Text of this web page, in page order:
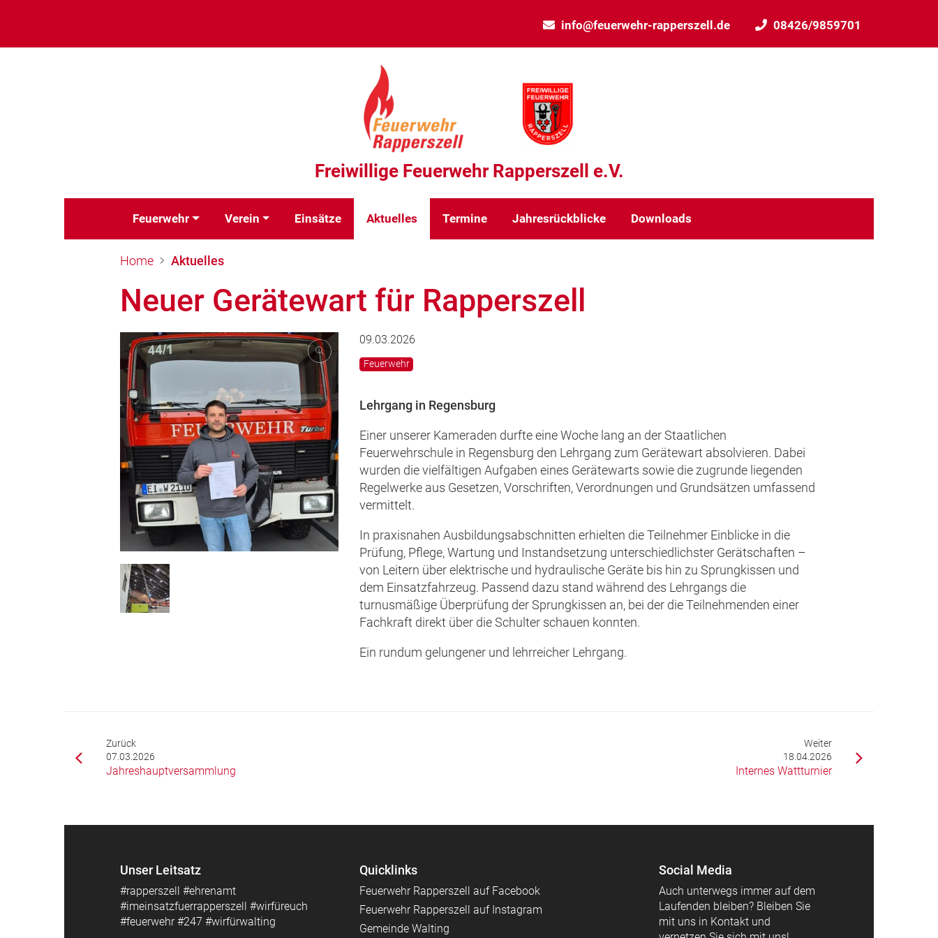
info@feuerwehr-rapperszell.de 08426/9859701
Freiwillige Feuerwehr Rapperszell e.V.
Feuerwehr Verein Einsätze Aktuelles Termine Jahresrückblicke Downloads
Home Aktuelles
Neuer Gerätewart für Rapperszell
09.03.2026
Feuerwehr
Lehrgang in Regensburg
Einer unserer Kameraden durfte eine Woche lang an der Staatlichen
Feuerwehrschule in Regensburg den Lehrgang zum Gerätewart absolvieren. Dabei
wurden die vielfältigen Aufgaben eines Gerätewarts sowie die zugrunde liegenden
Regelwerke aus Gesetzen, Vorschriften, Verordnungen und Grundsätzen umfassend
vermittelt.
In praxisnahen Ausbildungsabschnitten erhielten die Teilnehmer Einblicke in die
Prüfung, Pflege, Wartung und Instandsetzung unterschiedlichster Gerätschaften –
von Leitern über elektrische und hydraulische Geräte bis hin zu Sprungkissen und
dem Einsatzfahrzeug. Passend dazu stand während des Lehrgangs die
turnusmäßige Überprüfung der Sprungkissen an, bei der die Teilnehmenden einer
Fachkraft direkt über die Schulter schauen konnten.
Ein rundum gelungener und lehrreicher Lehrgang.
Zurück
07.03.2026
Jahreshauptversammlung
Weiter
18.04.2026
Internes Wattturnier
Unser Leitsatz
#rapperszell #ehrenamt
#imeinsatzfuerrapperszell #wirfüreuch
#feuerwehr #247 #wirfürwalting
Quicklinks
Feuerwehr Rapperszell auf Facebook
Feuerwehr Rapperszell auf Instagram
Gemeinde Walting
Social Media
Auch unterwegs immer auf dem
Laufenden bleiben? Bleiben Sie
mit uns in Kontakt und